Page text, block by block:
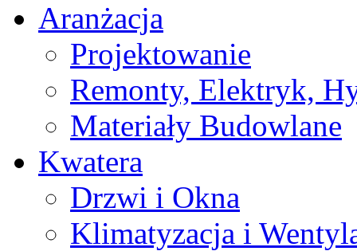
Aranżacja
Projektowanie
Remonty, Elektryk,
Materiały Budowlane
Kwatera
Drzwi i Okna
Klimatyzacja i